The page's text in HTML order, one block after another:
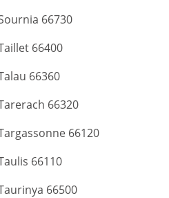
66730
66400
66360
66320
66120
66110
66500